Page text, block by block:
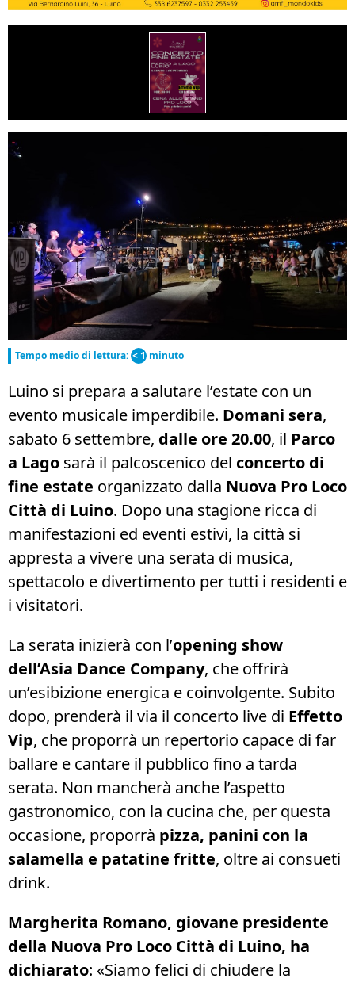
Tempo medio di lettura: < 1 minuto
Luino si prepara a salutare l’estate con un
evento musicale imperdibile. Domani sera,
sabato 6 settembre, dalle ore 20.00, il Parco
a Lago sarà il palcoscenico del concerto di
fine estate organizzato dalla Nuova Pro Loco
Città di Luino. Dopo una stagione ricca di
manifestazioni ed eventi estivi, la città si
appresta a vivere una serata di musica,
spettacolo e divertimento per tutti i residenti e
i visitatori.
La serata inizierà con l’opening show
dell’Asia Dance Company, che offrirà
un’esibizione energica e coinvolgente. Subito
dopo, prenderà il via il concerto live di Effetto
Vip, che proporrà un repertorio capace di far
ballare e cantare il pubblico fino a tarda
serata. Non mancherà anche l’aspetto
gastronomico, con la cucina che, per questa
occasione, proporrà pizza, panini con la
salamella e patatine fritte, oltre ai consueti
drink.
Margherita Romano, giovane presidente
della Nuova Pro Loco Città di Luino, ha
dichiarato: «Siamo felici di chiudere la